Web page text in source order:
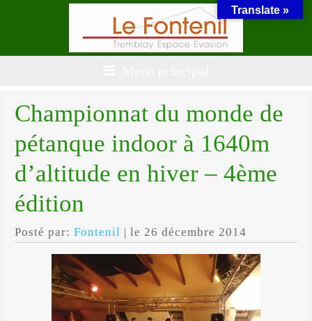
Championnat du monde de
pétanque indoor à 1640m
d’altitude en hiver – 4ème
édition
Posté par: Fontenil | le 26 décembre 2014
Translate »